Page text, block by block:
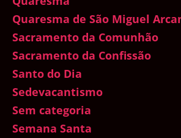
Quaresma de São Miguel
Sacramento da Comunhão
Sacramento da Confissão
Santo do Dia
Sedevacantismo
Sem categoria
Semana Santa